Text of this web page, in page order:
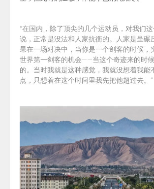
“在国内，除了顶尖的几个运动员，对我们
说，正常是没法和人家抗衡的。人家是呈碾
果在一场对决中，当你是一个剑客的时候，
世界第一剑客的机会——当这个奇迹来的时
的。当时我就是这种感觉，我就没想着我能
点，只想着在这个时间里我先把他超过去。 ”